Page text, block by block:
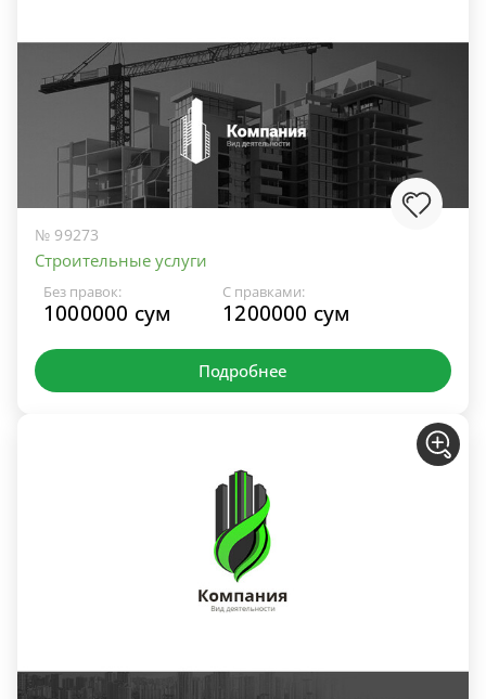
№ 99273
Строительные услуги
Без правок:
1000000 сум
С правками:
1200000 сум
Подробнее